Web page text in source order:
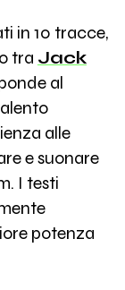
in 10 tracce,
tra Jack
al
alle
e suonare
I testi
potenza